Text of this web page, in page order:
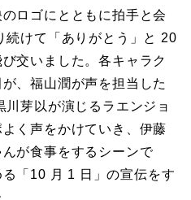
ロゴにとともに拍手と会
続けて「ありがとう」と 20
交いました。各キャラク
、福山潤が声を担当した
芽以が演じるラエンジョ
く声をかけていき、伊藤
が食事をするシーンで
「10 月 1 日」の宣伝をす